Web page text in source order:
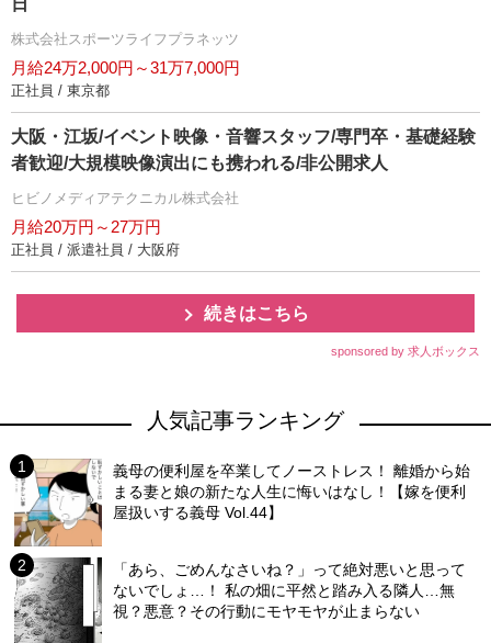
日
株式会社スポーツライフプラネッツ
月給24万2,000円～31万7,000円
正社員 / 東京都
大阪・江坂/イベント映像・音響スタッフ/専門卒・基礎経験
者歓迎/大規模映像演出にも携われる/非公開求人
ヒビノメディアテクニカル株式会社
月給20万円～27万円
正社員 / 派遣社員 / 大阪府
続きはこちら
sponsored by 求人ボックス
人気記事ランキング
義母の便利屋を卒業してノーストレス！ 離婚から始
まる妻と娘の新たな人生に悔いはなし！【嫁を便利
屋扱いする義母 Vol.44】
「あら、ごめんなさいね？」って絶対悪いと思って
ないでしょ…！ 私の畑に平然と踏み入る隣人…無
視？悪意？その行動にモヤモヤが止まらない